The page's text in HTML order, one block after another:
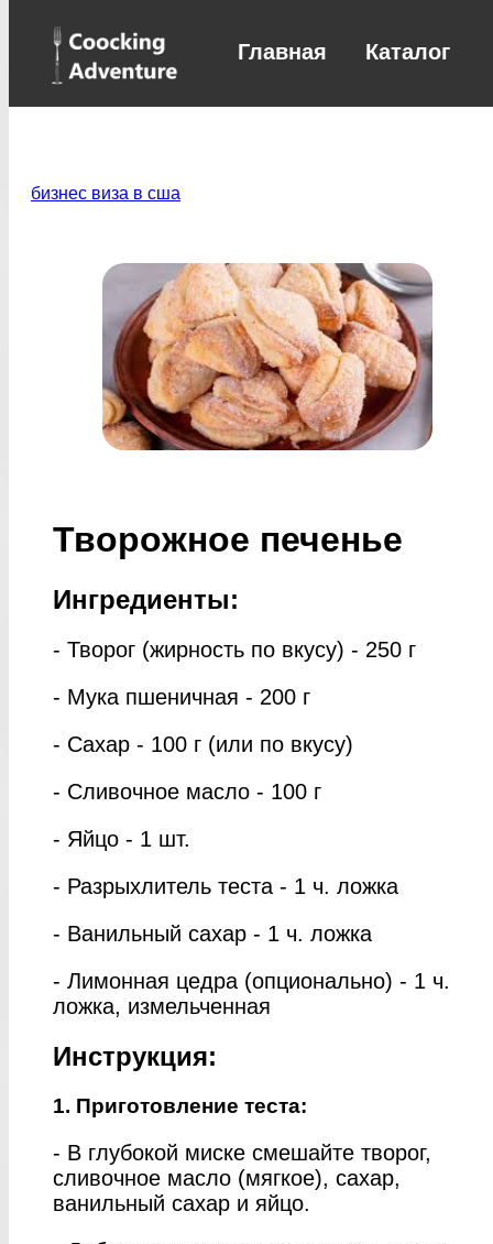
Главная Каталог
бизнес виза в сша
Творожное печенье
Ингредиенты:
- Творог (жирность по вкусу) - 250 г
- Мука пшеничная - 200 г
- Сахар - 100 г (или по вкусу)
- Сливочное масло - 100 г
- Яйцо - 1 шт.
- Разрыхлитель теста - 1 ч. ложка
- Ванильный сахар - 1 ч. ложка
- Лимонная цедра (опционально) - 1 ч.
ложка, измельченная
Инструкция:
1. Приготовление теста:
- В глубокой миске смешайте творог,
сливочное масло (мягкое), сахар,
ванильный сахар и яйцо.